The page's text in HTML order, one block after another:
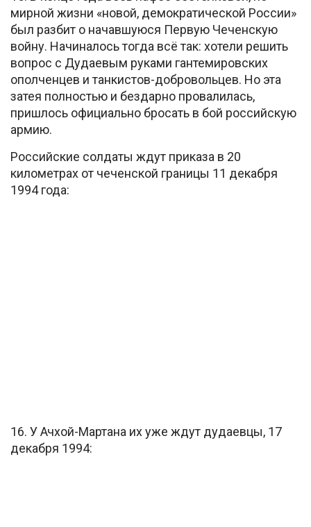
мирной жизни «новой, демократической России»
был разбит о начавшуюся Первую Чеченскую
войну. Начиналось тогда всё так: хотели решить
вопрос с Дудаевым руками гантемировских
ополченцев и танкистов-добровольцев. Но эта
затея полностью и бездарно провалилась,
пришлось официально бросать в бой российскую
армию.
Российские солдаты ждут приказа в 20
километрах от чеченской границы 11 декабря
1994 года:
16. У Ачхой-Мартана их уже ждут дудаевцы, 17
декабря 1994: